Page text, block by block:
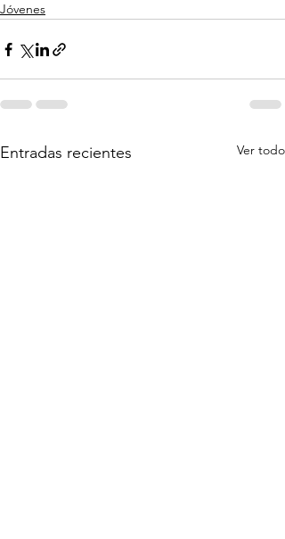
Jóvenes
Entradas recientes Ver todo